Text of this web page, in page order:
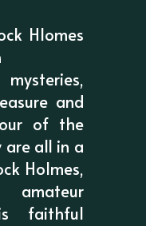
Hlomes
and
of the
are all in a
Holmes,
faithful